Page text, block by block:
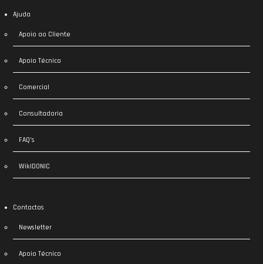
Ajuda
Apoio ao Cliente
Apoio Técnico
Comercial
Consultadoria
FAQ’s
WikIDONIC
Contactos
Newsletter
Apoio Técnico